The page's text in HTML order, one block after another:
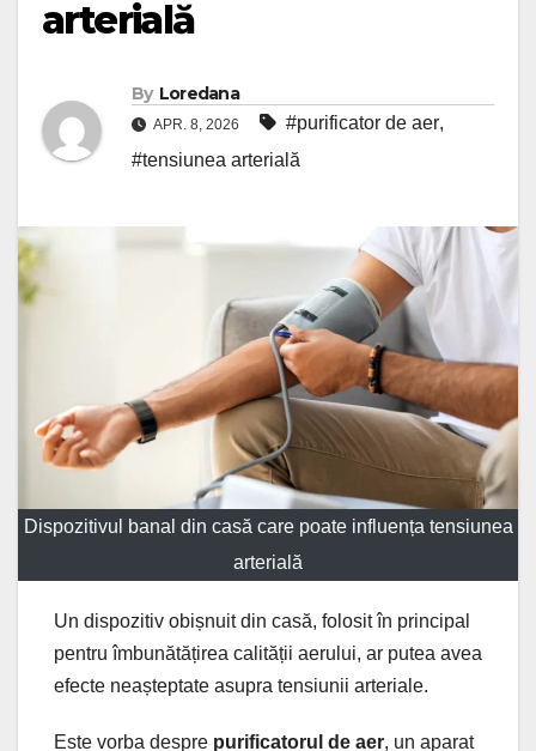
arterială
By Loredana
APR. 8, 2026 #purificator de aer,
#tensiunea arterială
Dispozitivul banal din casă care poate influența tensiunea
arterială
Un dispozitiv obișnuit din casă, folosit în principal
pentru îmbunătățirea calității aerului, ar putea avea
efecte neașteptate asupra tensiunii arteriale.
Este vorba despre purificatorul de aer, un aparat